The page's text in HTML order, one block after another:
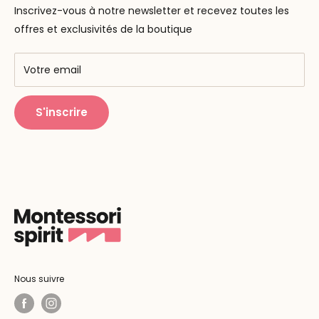
F.A.Q
La pédagogie
Nos marques
Centres de formation
Public Montessori
Inscrivez-vous à notre newsletter et recevez toutes les
offres et exclusivités de la boutique
Votre email
S'inscrire
Nous suivre